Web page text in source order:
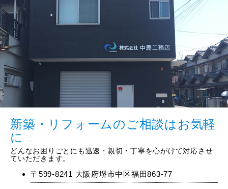
新築・リフォームのご相談はお気軽
に
どんなお困りごとにも迅速・親切・丁寧を心がけて対応させ
ていただきます。
〒599-8241 大阪府堺市中区福田863-77